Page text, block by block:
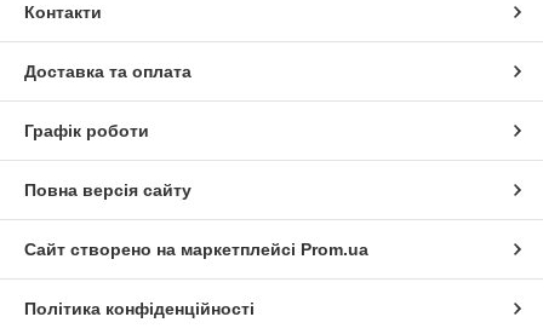
Контакти
Доставка та оплата
Графік роботи
Повна версія сайту
Сайт створено на маркетплейсі Prom.ua
Політика конфіденційності